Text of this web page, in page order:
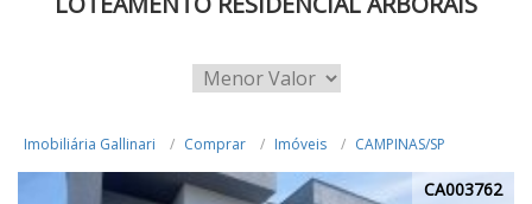
Imobiliária Gallinari Comprar Imóveis CAMPINAS/SP
CA003762